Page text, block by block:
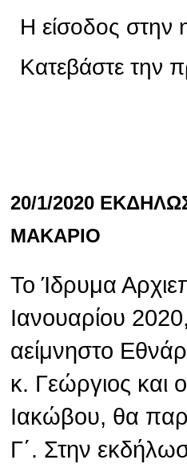
Η είσοδος στην
Κατεβάστε την
20/1/2020
ΜΑΚΑΡΙΟ
Το Ίδρυμα
Ιανουαρίου
αείμνηστο
κ. Γεώργιος και
Ιακώβου, θα
Γ΄. Στην